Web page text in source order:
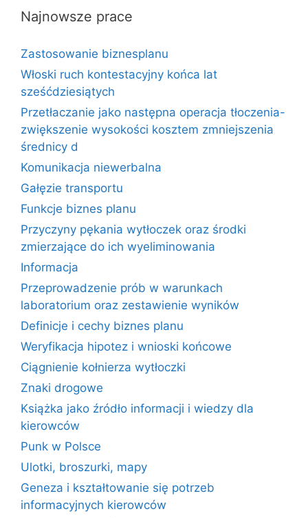
Najnowsze prace
Zastosowanie biznesplanu
Włoski ruch kontestacyjny końca lat
sześćdziesiątych
Przetłaczanie jako następna operacja tłoczenia-
zwiększenie wysokości kosztem zmniejszenia
średnicy d
Komunikacja niewerbalna
Gałęzie transportu
Funkcje biznes planu
Przyczyny pękania wytłoczek oraz środki
zmierzające do ich wyeliminowania
Informacja
Przeprowadzenie prób w warunkach
laboratorium oraz zestawienie wyników
Definicje i cechy biznes planu
Weryfikacja hipotez i wnioski końcowe
Ciągnienie kołnierza wytłoczki
Znaki drogowe
Książka jako źródło informacji i wiedzy dla
kierowców
Punk w Polsce
Ulotki, broszurki, mapy
Geneza i kształtowanie się potrzeb
informacyjnych kierowców